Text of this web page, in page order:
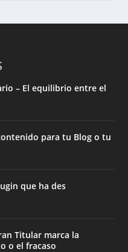
– El equilibrio entre el
para tu Blog o tu
que ha des
Titular marca la
o el fracaso